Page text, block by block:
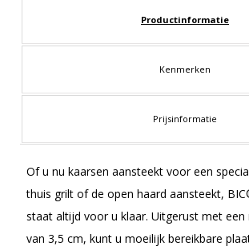
Productinformatie
Kenmerken
Prijsinformatie
Of u nu kaarsen aansteekt voor een
thuis grilt of de open haard aansteekt,
staat altijd voor u klaar. Uitgerust met
van 3,5 cm, kunt u moeilijk bereikbare